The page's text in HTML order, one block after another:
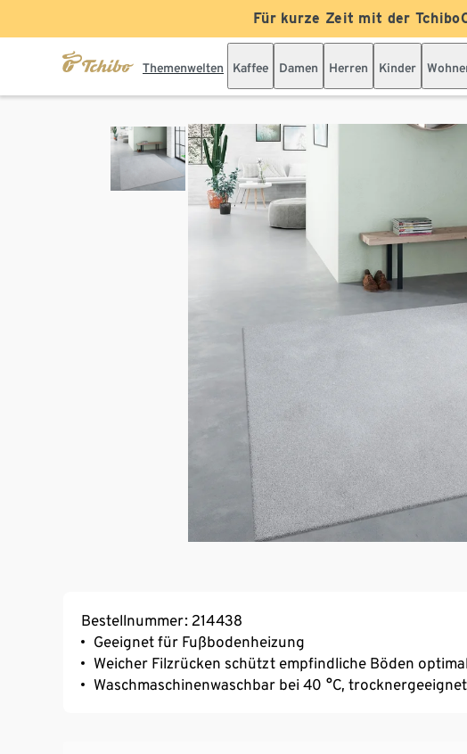
Für kurze Zeit mit der
Themenwelten Kaffee Damen Herren Kinder
Bestellnummer: 214438
Geeignet für Fußbodenheizung
Weicher Filzrücken schützt empfindliche Böden
Waschmaschinenwaschbar bei 40 °C,